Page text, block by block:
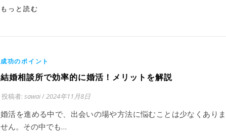
もっと読む
成功のポイント
結婚相談所で効率的に婚活！メリットを解説
投稿者: sawai/2024年11月8日
婚活を進める中で、出会いの場や方法に悩むことは少なくありま
せん。その中でも…